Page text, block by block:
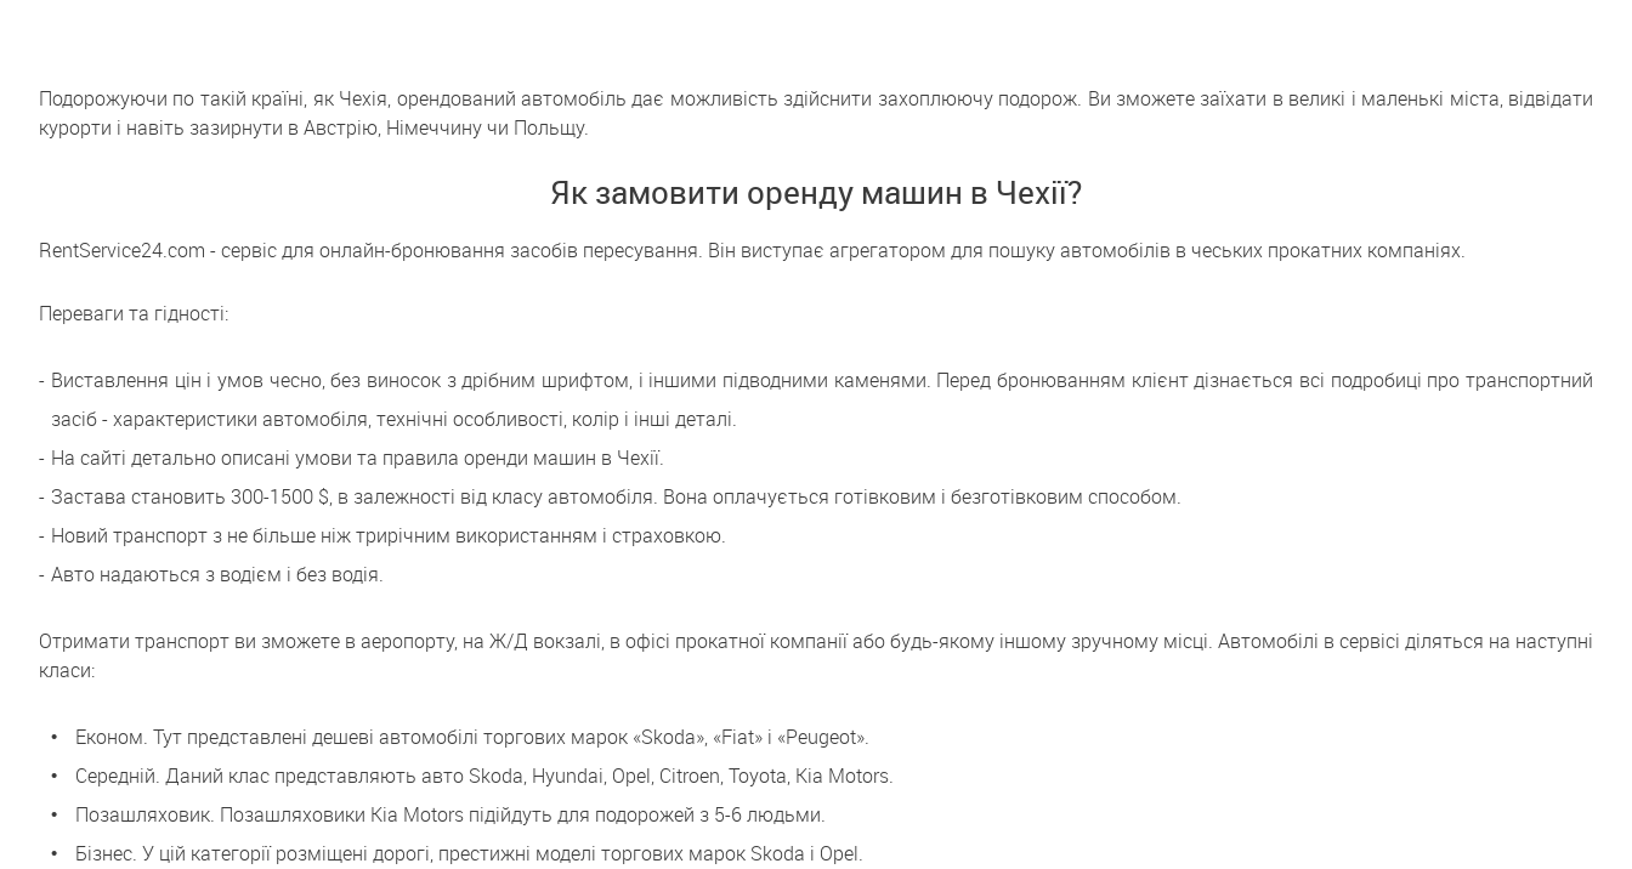
Подорожуючи по такій країні, як Чехія, орендований автомобіль дає можливість здійснити захоплюючу подорож. Ви зможете заїхати в великі і маленькі міста, відвідати
курорти і навіть зазирнути в Австрію, Німеччину чи Польщу.
Як замовити оренду машин в Чехії?
RentService24.com - сервіс для онлайн-бронювання засобів пересування. Він виступає агрегатором для пошуку автомобілів в чеських прокатних компаніях.
Переваги та гідності:
Виставлення цін і умов чесно, без виносок з дрібним шрифтом, і іншими підводними каменями. Перед бронюванням клієнт дізнається всі подробиці про транспортний
засіб - характеристики автомобіля, технічні особливості, колір і інші деталі.
На сайті детально описані умови та правила оренди машин в Чехії.
Застава становить 300-1500 $, в залежності від класу автомобіля. Вона оплачується готівковим і безготівковим способом.
Новий транспорт з не більше ніж трирічним використанням і страховкою.
Авто надаються з водієм і без водія.
Отримати транспорт ви зможете в аеропорту, на Ж/Д вокзалі, в офісі прокатної компанії або будь-якому іншому зручному місці. Автомобілі в сервісі діляться на наступні
класи:
Економ. Тут представлені дешеві автомобілі торгових марок «Skoda», «Fiat» і «Peugeot».
Середній. Даний клас представляють авто Skoda, Hyundai, Opel, Citroen, Toyota, Kia Motors.
Позашляховик. Позашляховики Kia Motors підійдуть для подорожей з 5-6 людьми.
Бізнес. У цій категорії розміщені дорогі, престижні моделі торгових марок Skoda і Opel.